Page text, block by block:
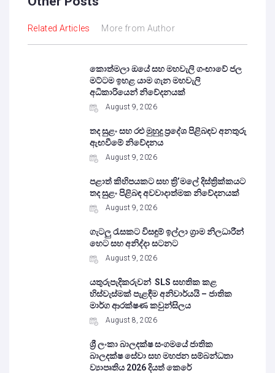
Related Articles More from Author
කොත්මලා ඔයේ සහ මහවැලි ගංඟාවේ ජල
මට්ටම ඉහළ යාම ගැන මහවැලි
අධිකාරියෙන් නිවේදනයක්
August 9, 2026
තද සුළං සහ රළු මුහුදු ප්‍රදේශ පිළිබඳව අනතුරු
ඇඟවීමේ නිවේදනය
August 9, 2026
පළාත් කිහිපයකට සහ ත්‍රි’මලේ දිස්ත්‍රික්කයට
තද සුළං පිළිබඳ අවවාදාත්මක නිවේදනයක්
August 9, 2026
ගැටලු රැසකට විසඳුම් ඉල්ලා ග්‍රාම නිලධාරීන්
හෙට සහ අනිද්දා සටනට
August 9, 2026
යතුරුපැදිකරුවන් SLS සහතික කළ
හිස්වැස්මක් පැළඳීම අනිවාර්යයි – ජාතික
මාර්ග ආරක්ෂණ කවුන්සිලය
August 8, 2026
ශ්‍රී ලංකා බාලදක්ෂ සංගමයේ ජාතික
බාලදක්ෂ සේවා සහ මහජන සම්බන්ධතා
ව්‍යාපෘතිය 2026 දියත් කෙරේ